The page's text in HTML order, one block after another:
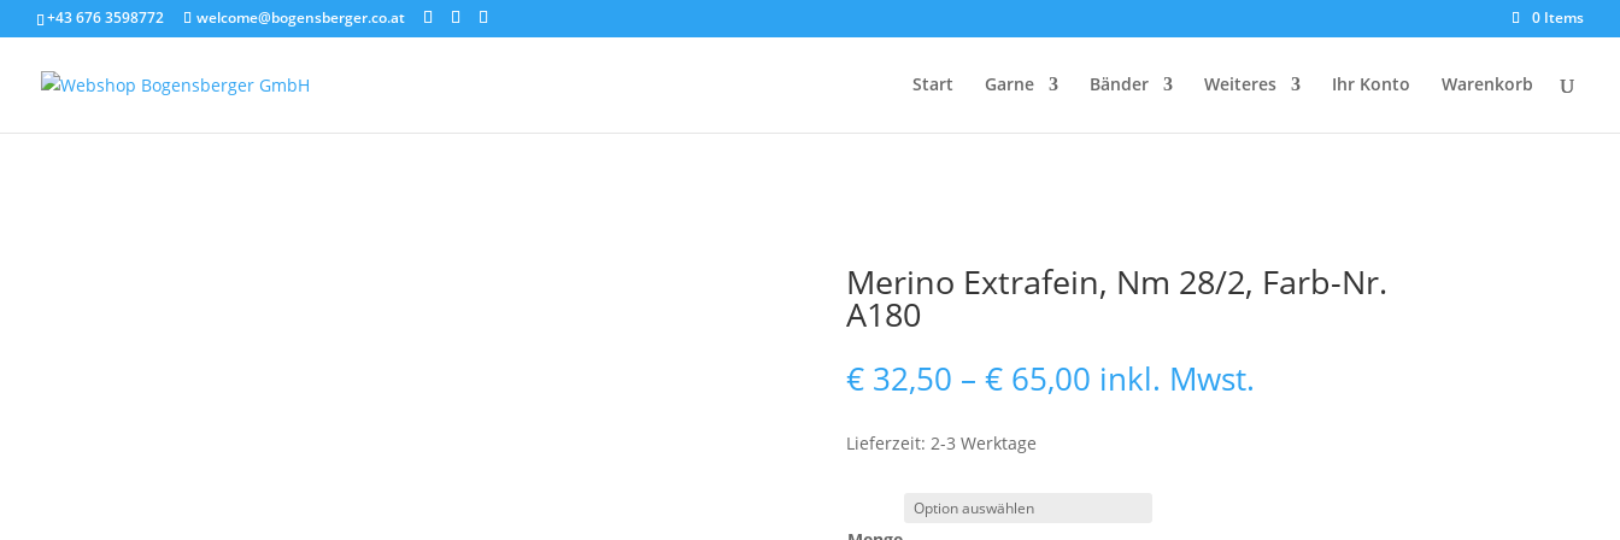
+43 676 3598772 welcome@bogensberger.co.at 0 Items
Start Garne Bänder Weiteres Ihr Konto Warenkorb
Merino Extrafein, Nm 28/2, Farb-Nr.
A180
€32,50 – €65,00Preisspanne:
€ 32,50
inkl. Mwst.
Lieferzeit: 2-3 Werktage